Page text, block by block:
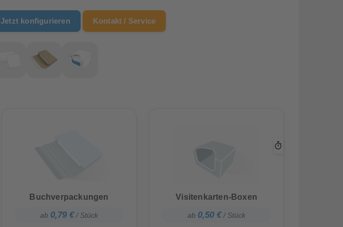
Jetzt konfigurieren Kontakt / Service
Buchverpackungen
ab 0,79 €/ Stück
Visitenkarten-Boxen
ab 0,50 €/ Stück